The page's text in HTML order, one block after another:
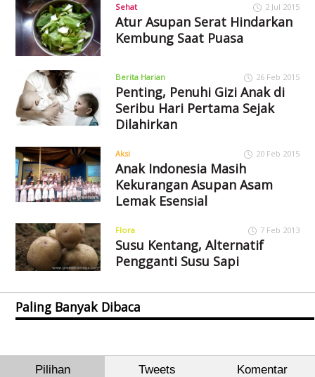
Sehat 2 Jul 2015
Atur Asupan Serat Hindarkan
Kembung Saat Puasa
Berita Harian 26 Feb 2015
Penting, Penuhi Gizi Anak di
Seribu Hari Pertama Sejak
Dilahirkan
Aksi 20 Feb 2015
Anak Indonesia Masih
Kekurangan Asupan Asam
Lemak Esensial
Flora 7 Feb 2013
Susu Kentang, Alternatif
Pengganti Susu Sapi
Paling Banyak Dibaca
Pilihan Tweets Komentar